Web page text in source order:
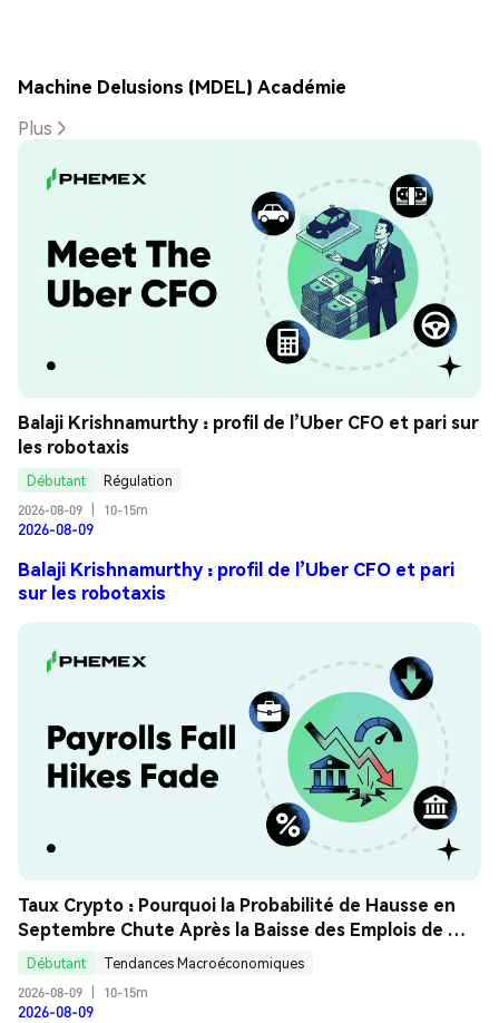
Machine Delusions (MDEL) Académie
Plus
Balaji Krishnamurthy : profil de l’Uber CFO et pari sur
les robotaxis
Débutant
Régulation
2026-08-09
10-15m
2026-08-09
Balaji Krishnamurthy : profil de l’Uber CFO et pari
sur les robotaxis
Taux Crypto : Pourquoi la Probabilité de Hausse en
Septembre Chute Après la Baisse des Emplois de
Juillet ? Guide Analyse
Débutant
Tendances Macroéconomiques
2026-08-09
10-15m
2026-08-09